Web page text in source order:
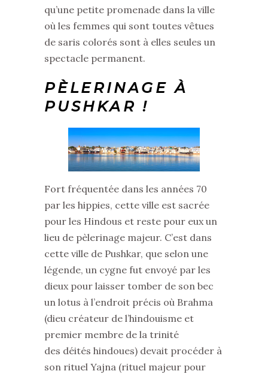
qu’une petite promenade dans la ville
où les femmes qui sont toutes vêtues
de saris colorés sont à elles seules un
spectacle permanent.
PÈLERINAGE À
PUSHKAR !
Fort fréquentée dans les années 70
par les hippies, cette ville est sacrée
pour les Hindous et reste pour eux un
lieu de pèlerinage majeur. C’est dans
cette ville de Pushkar, que selon une
légende, un cygne fut envoyé par les
dieux pour laisser tomber de son bec
un lotus à l’endroit précis où Brahma
(dieu créateur de l’hindouisme et
premier membre de la trinité
des déités hindoues) devait procéder à
son rituel Yajna (rituel majeur pour